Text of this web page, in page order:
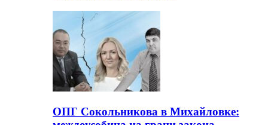
ОПГ Сокольникова в Михайловке: